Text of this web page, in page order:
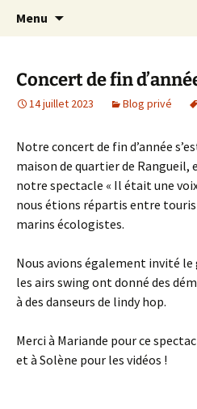
Il était une voix
Chorale de Rangueil
Menu
Concert de fin
14 juillet 2023 Blog privé
Notre concert de fin d’année
maison de quartier de Rangueil,
notre spectacle « Il était une
nous étions répartis entre
marins écologistes.
Nous avions également invité
les airs swing ont donné des
à des danseurs de lindy hop.
Merci à Mariande pour ce
et à Solène pour les vidéos !